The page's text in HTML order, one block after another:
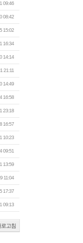
09:46
08:42
15:02
16:34
14:14
21:11
14:49
16:58
23:18
16:57
10:23
09:51
13:59
11:04
17:37
09:13
로고침